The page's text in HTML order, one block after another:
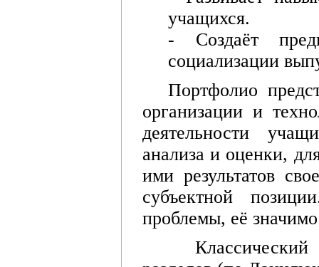
учащихся.
- Создаёт
социализации
Портфолио
организации и
деятельности
анализа и оценки,
ими результатов
субъектной
проблемы, её